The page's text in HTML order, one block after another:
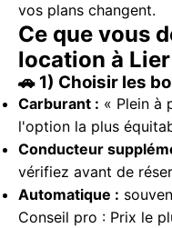
vos plans changent.
Ce que vous
location à
🚗 1) Choisir les
Carburant : « Plein à
l'option la plus
Conducteur
vérifiez avant de
Automatique :
Conseil pro : Prix le